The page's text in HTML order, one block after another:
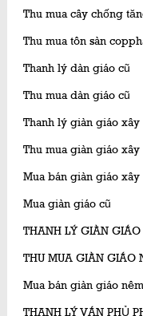
Thu mua cây chống
Thu mua tôn sàn
Thanh lý dàn giáo cũ
Thu mua dàn giáo cũ
Thanh lý giàn giáo
Thu mua giàn giáo
Mua bán giàn giáo
Mua giàn giáo cũ
THANH LÝ GIÀN
THU MUA GIÀN GIÁO
Mua bán giàn giáo
THANH LÝ VÁN PHỦ